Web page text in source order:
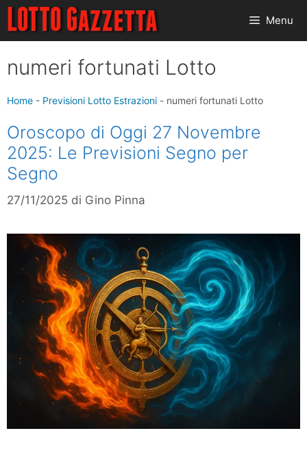
Vai
contenuto
Menu
numeri fortunati Lotto
Home - Previsioni Lotto Estrazioni - numeri fortunati Lotto
Oroscopo di Oggi 27 Novembre
2025: Le Previsioni Segno per
Segno
27/11/2025 di Gino Pinna